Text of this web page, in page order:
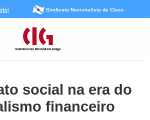
Sindicato Nacionalista de Clase
social na era do
financeiro